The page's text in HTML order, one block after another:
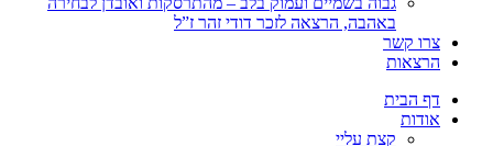
באהבה, הרצאה לזכר דודי זהר ז”ל
צרו קשר
הרצאות
דף הבית
אודות
קצת עליי